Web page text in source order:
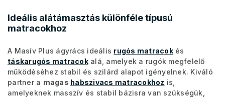
Ideális alátámasztás különféle típusú
matracokhoz
A Masív Plus ágyrács ideális rugós matracokés
táskarugós matracokalá, amelyek a rugók megfelelő
működéséhez stabil és szilárd alapot igényelnek. Kiváló
partner a magas habszivacs matracokhoz is,
amelyeknek masszív és stabil bázisra van szükségük,